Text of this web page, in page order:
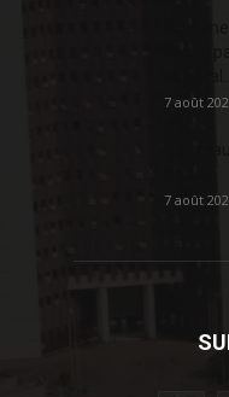
7 août
7 août